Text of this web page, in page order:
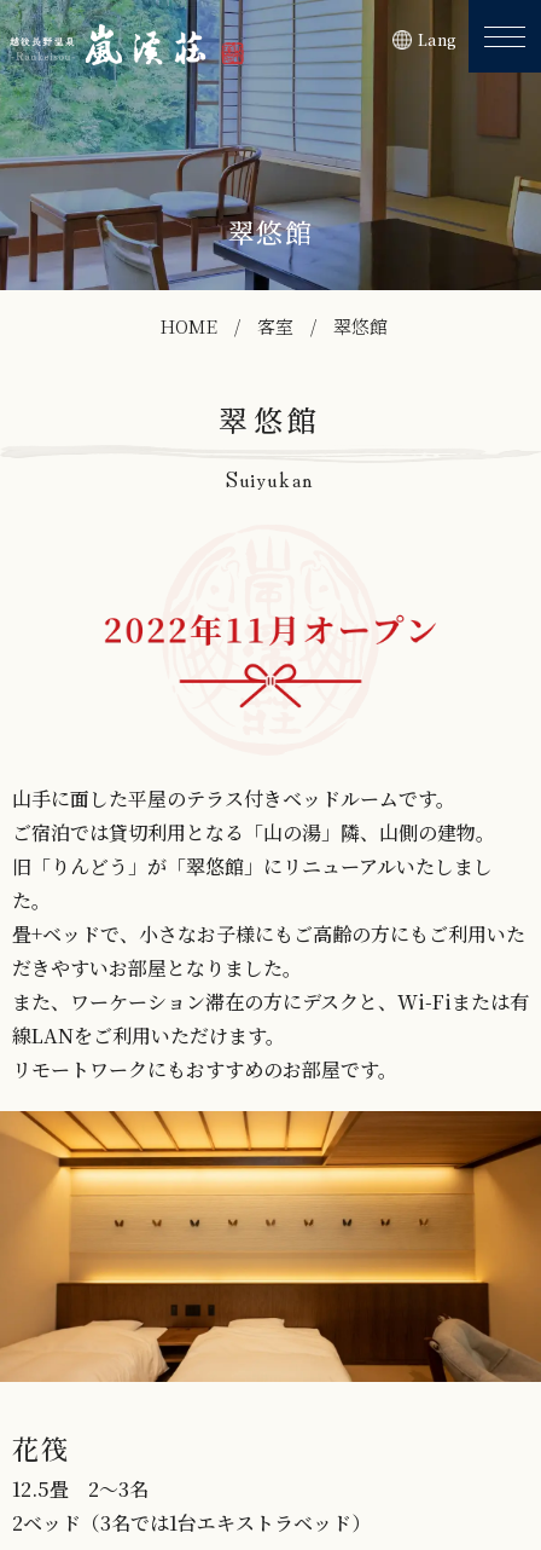
Lang
翠悠館
HOME 客室 翠悠館
翠悠館
Suiyukan
山手に面した平屋のテラス付きベッドルームです。
ご宿泊では貸切利用となる「山の湯」隣、山側の建物。
旧「りんどう」が「翠悠館」にリニューアルいたしまし
た。
畳+ベッドで、小さなお子様にもご高齢の方にもご利用いた
だきやすいお部屋となりました。
また、ワーケーション滞在の方にデスクと、Wi-Fiまたは有
線LANをご利用いただけます。
リモートワークにもおすすめのお部屋です。
花筏
12.5畳 2～3名
2ベッド（3名では1台エキストラベッド）